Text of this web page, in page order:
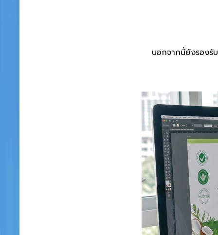
นอกจากนี้ยังรองรั